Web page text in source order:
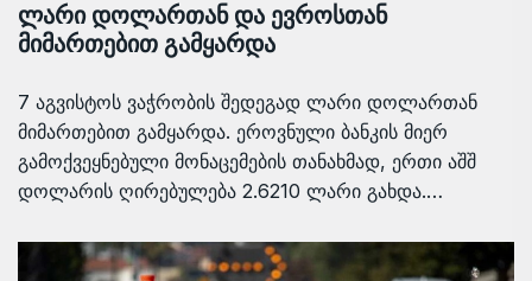
ლარი დოლართან და ევროსთან
მიმართებით გამყარდა
7 აგვისტოს ვაჭრობის შედეგად ლარი დოლართან
მიმართებით გამყარდა. ეროვნული ბანკის მიერ
გამოქვეყნებული მონაცემების თანახმად, ერთი აშშ
დოლარის ღირებულება 2.6210 ლარი გახდა.…